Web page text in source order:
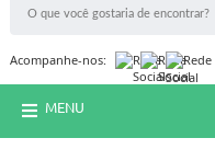
Acompanhe-nos:
MENU